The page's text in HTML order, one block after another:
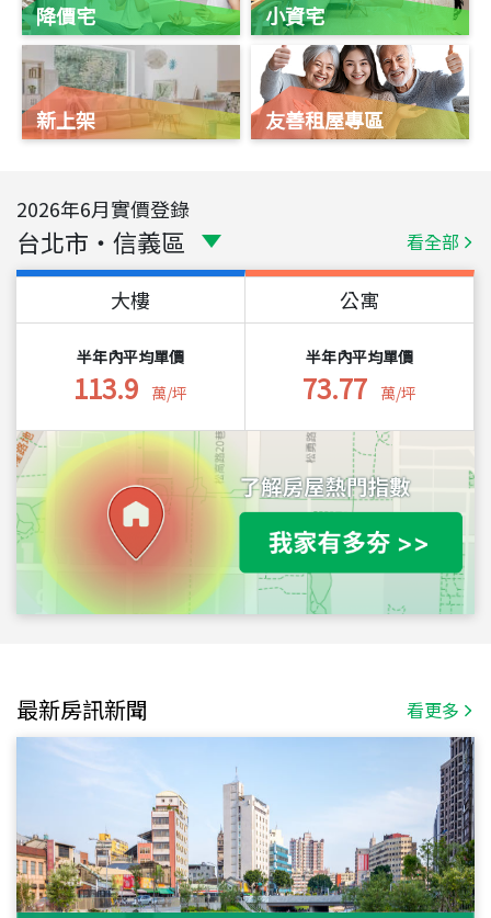
降價宅
新上架
小資宅
友善租屋專區
2026年6月實價登錄
台北市 ・ 信義區 看全部
大樓
半年內平均單價
113.9 萬/坪
公寓
半年內平均單價
73.77 萬/坪
最新房訊新聞 看更多